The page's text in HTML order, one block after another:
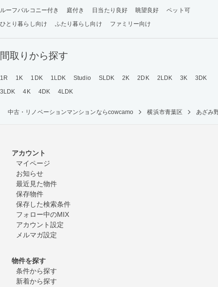
ルーフバルコニー付き 庭付き 日当たり良好 眺望良好
ペット可
ひとり暮らし向け
ふたり暮らし向け ファミリー向け
間取りから探す
1R 1K 1DK 1LDK Studio SLDK 2K 2DK 2LDK 3K
3DK
3LDK
4K 4DK 4LDK
中古・リノベーションマンションならcowcamo 横浜市青葉区 あざみ
アカウント
マイページ
お知らせ
最近見た物件
保存物件
保存した検索条件
フォロー中のMIX
アカウント設定
メルマガ設定
物件を探す
条件から探す
新着から探す